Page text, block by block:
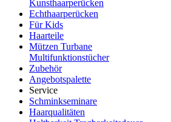
Kunsthaarperücken
Echthaarperücken
Für Kids
Haarteile
Mützen Turbane
Multifunktionstücher
Zubehör
Angebotspalette
Service
Schminkseminare
Haarqualitäten